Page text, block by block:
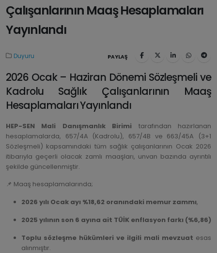
Çalışanlarının Maaş Hesaplamaları
Yayınlandı
Duyuru PAYLAŞ
2026 Ocak – Haziran Dönemi Sözleşmeli ve
Kadrolu Sağlık Çalışanlarının Maaş
Hesaplamaları Yayınlandı
HEP-SEN Mali Danışmanlık Birimi tarafından hazırlanan
hesaplamalarda, 657/4A (Kadrolu), 657/4B ve 663/45A (3+1
Sözleşmeli) kapsamındaki tüm sağlık çalışanlarının Ocak 2026
itibarıyla geçerli olacak zamlı maaşları, unvan bazında ayrıntılı
şekilde güncellenmiştir.
📌 Maaş hesaplamalarında;
2026 yılı Ocak ayı %18,62 oranındaki memur zammı,
2025 yılının son 6 ayına ait TÜİK enflasyon farkı (%6,86)
Toplu sözleşme hükümleri ve ilgili mali mevzuat esas
alınmıştır.